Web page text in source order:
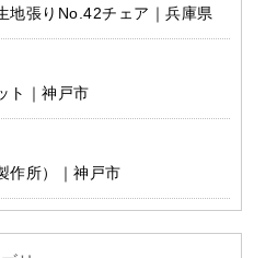
地張りNo.42チェア｜兵庫県
ト｜神戸市
作所）｜神戸市